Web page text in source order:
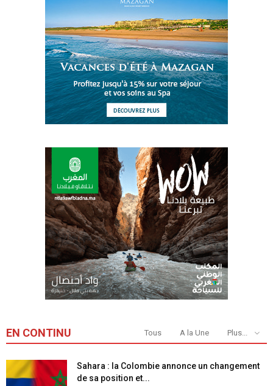
EN CONTINU Tous A la Une Plus...
Sahara : la Colombie annonce un changement
de sa position et...